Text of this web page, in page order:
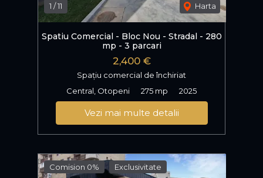
1 /11 Harta
Spatiu Comercial - Bloc Nou - Stradal - 280
mp - 3 parcari
2,400 €
Spațiu comercial de închiriat
Central, Otopeni
275 mp 2025
Vezi mai multe detalii
Comision 0% Exclusivitate